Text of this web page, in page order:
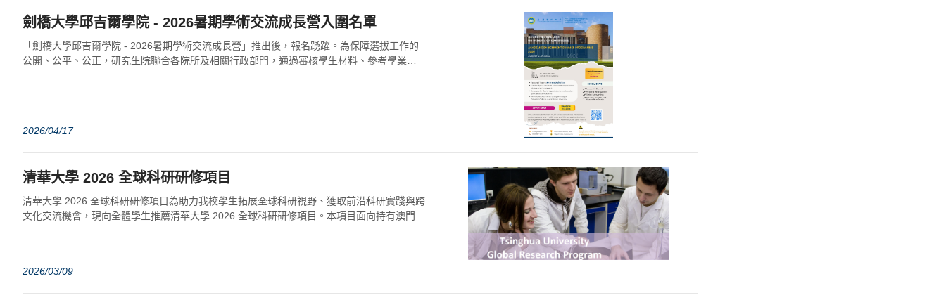
劍橋大學邱吉爾學院 - 2026暑期學術交流成長營入圍名單
「劍橋大學邱吉爾學院 - 2026暑期學術交流成長營」推出後，報名踴躍。為保障選拔工作的
公開、公平、公正，研究生院聯合各院所及相關行政部門，通過審核學生材料、參考學業成
2026/04/17
清華大學 2026 全球科研研修項目
清華大學 2026 全球科研研修項目為助力我校學生拓展全球科研視野、獲取前沿科研實踐與跨
文化交流機會，現向全體學生推薦清華大學 2026 全球科研研修項目。本項目面向持有澳門、
2026/03/09